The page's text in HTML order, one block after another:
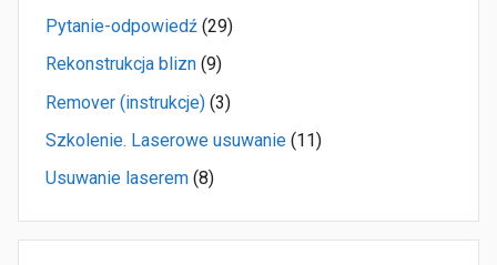
Pytanie-odpowiedź (29)
Rekonstrukcja blizn (9)
Remover (instrukcje) (3)
Szkolenie. Laserowe usuwanie (11)
Usuwanie laserem (8)